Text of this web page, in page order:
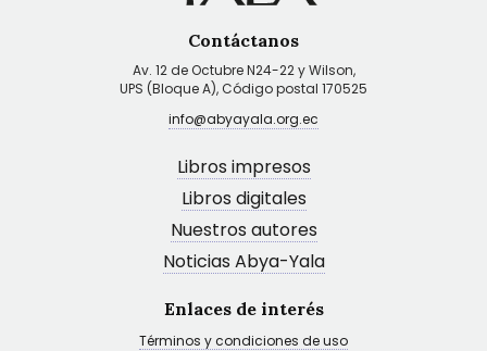
Contáctanos
Av. 12 de Octubre N24-22 y Wilson,
UPS (Bloque A), Código postal 170525
info@abyayala.org.ec
Libros impresos
Libros digitales
Nuestros autores
Noticias Abya-Yala
Enlaces de interés
Términos y condiciones de uso